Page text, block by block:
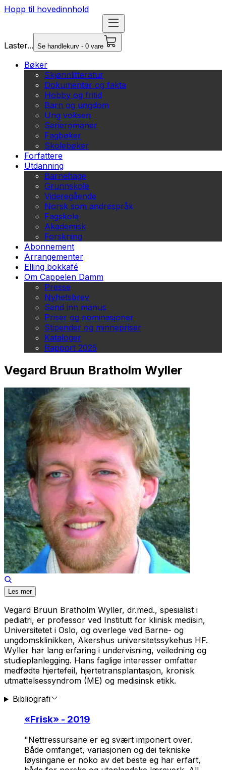
Hopp til hovedinnhold
Laster... Se handlekurv - 0 vare
Bøker
Skjønnlitteratur
Dokumentar og fakta
Hobby og fritid
Barn og ungdom
Ung voksen
Serieromaner
Fagbøker
Skolebøker
Forfattere
Utdanning
Barnehage
Grunnskole
Videregående
Norsk som andrespråk
Fagskole
Akademisk
Forskning
Abonnement
Arrangementer
Elling bokkafé
Om Cappelen Damm
Presse
Nyhetsbrev
Send inn manus
Priser og nominasjoner
Stipender og minnepriser
Kataloger
Rapport 2025
Vegard Bruun Bratholm Wyller
Les mer
Vegard Bruun Bratholm Wyller, dr.med., spesialist i
pediatri, er professor ved Institutt for klinisk medisin,
Universitetet i Oslo, og overlege ved Barne- og
ungdomsklinikken, Akershus universitetssykehus HF.
Wyller har lang erfaring i undervisning, veiledning og
studieplanlegging. Hans faglige interesser omfatter
medfødte hjertefeil, hjertetransplantasjon, kronisk
utmattelsessyndrom (ME) og medisinsk etikk.
Bibliografi
«Frisk» - 2019
"Nettressursane er eg svært imponert over.
Både omfanget, variasjonen og dei tekniske
løysingane er noko av det beste eg har erfart,